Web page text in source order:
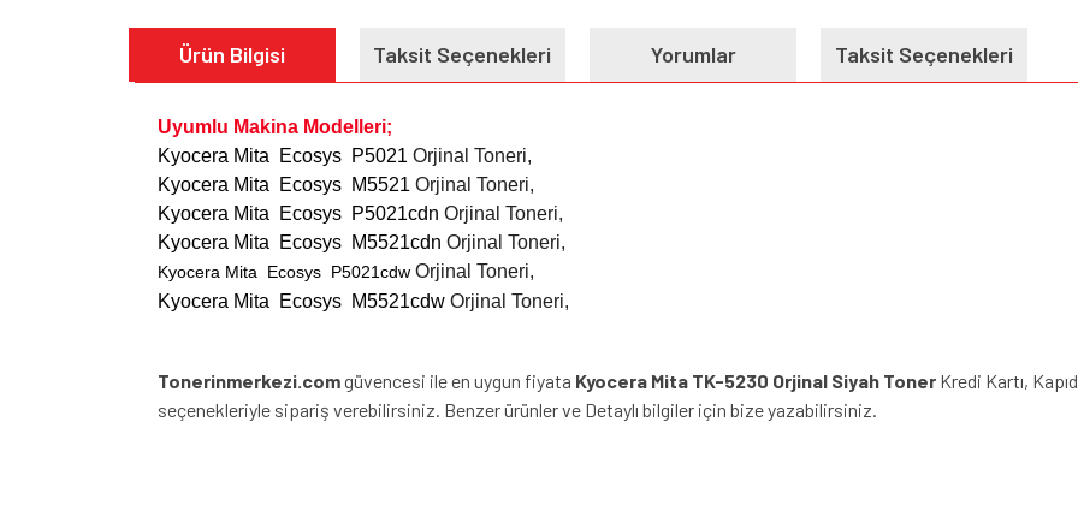
Ürün Bilgisi Taksit Seçenekleri Yorumlar Taksit Seçenekleri
Uyumlu Makina Modelleri;
Kyocera Mita Ecosys P5021 Orjinal Toneri,
Kyocera Mita Ecosys M5521 Orjinal Toneri,
Kyocera Mita Ecosys P5021cdn Orjinal Toneri,
Kyocera Mita Ecosys M5521cdn Orjinal Toneri,
Kyocera Mita Ecosys P5021cdw Orjinal Toneri,
Kyocera Mita Ecosys M5521cdw Orjinal Toneri,
Tonerinmerkezi.comgüvencesi ile en uygun fiyata Kyocera Mita TK-5230 Orjinal Siyah Toner Kredi Kartı,
seçenekleriyle sipariş verebilirsiniz. Benzer ürünler ve Detaylı bilgiler için bize yazabilirsiniz.